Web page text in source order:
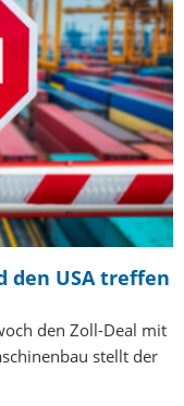
den USA treffen
den Zoll-Deal mit
stellt der